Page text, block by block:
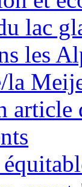
lac
les
la
article